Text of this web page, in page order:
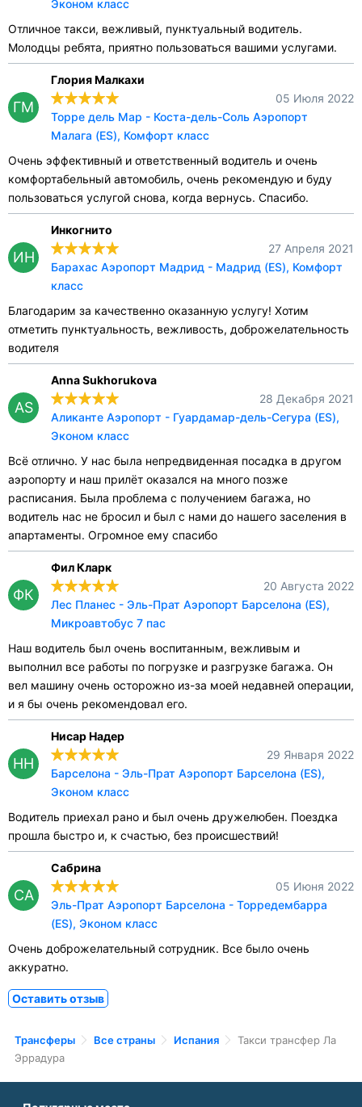
Эконом класс
Отличное такси, вежливый, пунктуальный водитель.
Молодцы ребята, приятно пользоваться вашими услугами.
ГМ
Глория Малкахи
05 Июля 2022
Торре дель Мар - Коста-дель-Соль Аэропорт
Малага (ES), Комфорт класс
Очень эффективный и ответственный водитель и очень
комфортабельный автомобиль, очень рекомендую и буду
пользоваться услугой снова, когда вернусь. Спасибо.
ИН
Инкогнито
27 Апреля 2021
Барахас Аэропорт Мадрид - Мадрид (ES), Комфорт
класс
Благодарим за качественно оказанную услугу! Хотим
отметить пунктуальность, вежливость, доброжелательность
водителя
AS
Anna Sukhorukova
28 Декабря 2021
Аликанте Аэропорт - Гуардамар-дель-Сегура (ES),
Эконом класс
Всё отлично. У нас была непредвиденная посадка в другом
аэропорту и наш прилёт оказался на много позже
расписания. Была проблема с получением багажа, но
водитель нас не бросил и был с нами до нашего заселения в
апартаменты. Огромное ему спасибо
ФК
Фил Кларк
20 Августа 2022
Лес Планес - Эль-Прат Аэропорт Барселона (ES),
Микроавтобус 7 пас
Наш водитель был очень воспитанным, вежливым и
выполнил все работы по погрузке и разгрузке багажа. Он
вел машину очень осторожно из-за моей недавней операции,
и я бы очень рекомендовал его.
НН
Нисар Надер
29 Января 2022
Барселона - Эль-Прат Аэропорт Барселона (ES),
Эконом класс
Водитель приехал рано и был очень дружелюбен. Поездка
прошла быстро и, к счастью, без происшествий!
СА
Сабрина
05 Июня 2022
Эль-Прат Аэропорт Барселона - Торредембарра
(ES), Эконом класс
Очень доброжелательный сотрудник. Все было очень
аккуратно.
Оставить отзыв
Трансферы Все страны Испания
Такси трансфер Ла
Эррадура